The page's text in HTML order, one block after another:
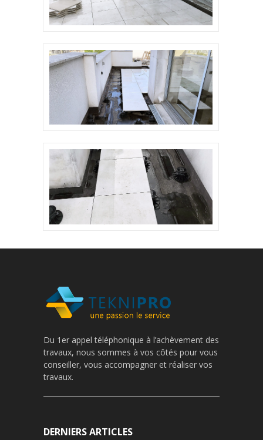
Du 1er appel téléphonique à l’achèvement des
travaux, nous sommes à vos côtés pour vous
conseiller, vous accompagner et réaliser vos
travaux.
DERNIERS ARTICLES